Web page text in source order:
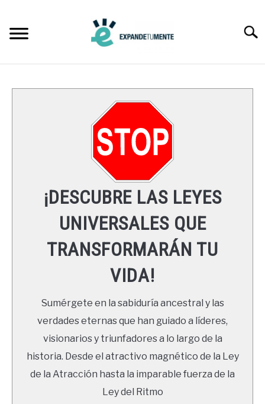
content
LEYES UNIVERSALES
RECURSOS
NEWSLETTER
¡DESCUBRE LAS LEYES
UNIVERSALES QUE
TRANSFORMARÁN TU
VIDA!
Sumérgete en la sabiduría ancestral y las
verdades eternas que han guiado a líderes,
visionarios y triunfadores a lo largo de la
historia. Desde el atractivo magnético de la Ley
de la Atracción hasta la imparable fuerza de la
Ley del Ritmo